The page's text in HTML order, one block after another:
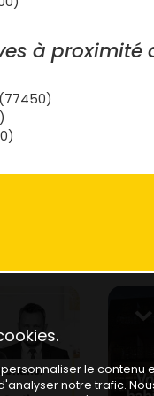
à proximité
le contenu
notre trafic.